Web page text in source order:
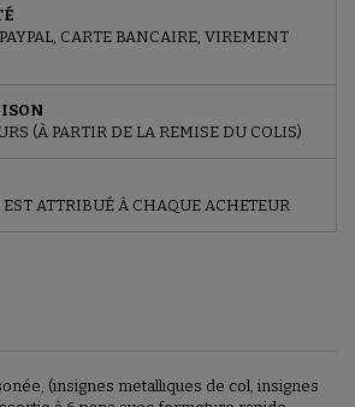
CARTE BANCAIRE, VIREMENT
(À PARTIR DE LA REMISE DU COLIS)
ATTRIBUÉ À CHAQUE ACHETEUR
(insignes metalliques de col, insignes